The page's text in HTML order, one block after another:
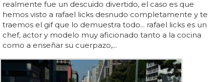
realmente fue un descuido divertido, el caso es que
hemos visto a rafael licks desnudo completamente y te
traemos el gif que lo demuestra todo... rafael licks es un
chef, actor y modelo muy aficionado tanto a la cocina
como a enseñar su cuerpazo,...